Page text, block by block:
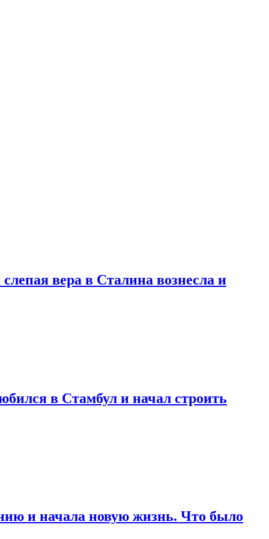
вера в Сталина вознесла и
в Стамбул и начал строить
и начала новую жизнь. Что было